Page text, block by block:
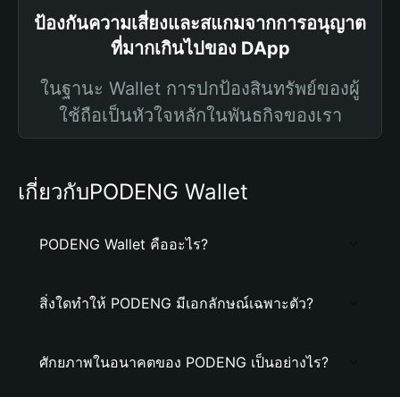
ป้องกันความเสี่ยงและสแกมจากการอนุญาต
ที่มากเกินไปของ DApp
ในฐานะ Wallet การปกป้องสินทรัพย์ของผู้
ใช้ถือเป็นหัวใจหลักในพันธกิจของเรา
เกี่ยวกับPODENG Wallet
PODENG Wallet คืออะไร?
สิ่งใดทำให้ PODENG มีเอกลักษณ์เฉพาะตัว?
ศักยภาพในอนาคตของ PODENG เป็นอย่างไร?